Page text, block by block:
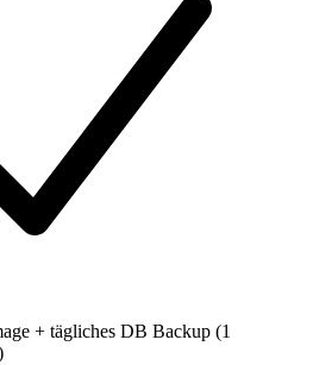
+ tägliches DB Backup (1